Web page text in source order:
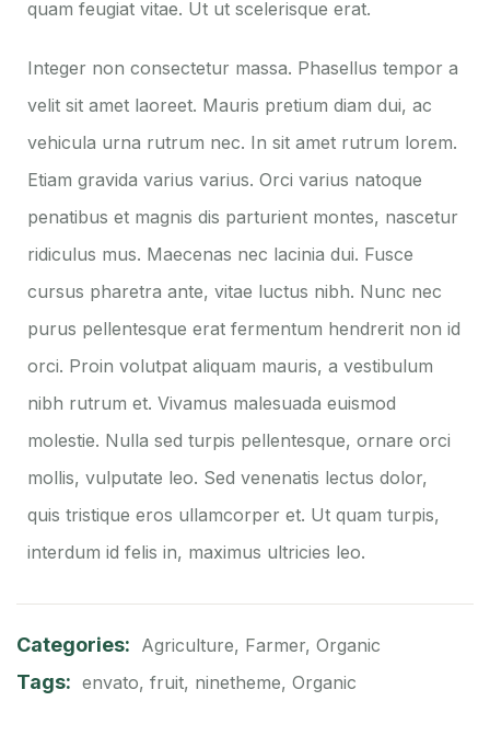
quam feugiat vitae. Ut ut scelerisque erat.
Integer non consectetur massa. Phasellus tempor a
velit sit amet laoreet. Mauris pretium diam dui, ac
vehicula urna rutrum nec. In sit amet rutrum lorem.
Etiam gravida varius varius. Orci varius natoque
penatibus et magnis dis parturient montes, nascetur
ridiculus mus. Maecenas nec lacinia dui. Fusce
cursus pharetra ante, vitae luctus nibh. Nunc nec
purus pellentesque erat fermentum hendrerit non id
orci. Proin volutpat aliquam mauris, a vestibulum
nibh rutrum et. Vivamus malesuada euismod
molestie. Nulla sed turpis pellentesque, ornare orci
mollis, vulputate leo. Sed venenatis lectus dolor,
quis tristique eros ullamcorper et. Ut quam turpis,
interdum id felis in, maximus ultricies leo.
Categories: Agriculture, Farmer, Organic
Tags: envato, fruit, ninetheme, Organic